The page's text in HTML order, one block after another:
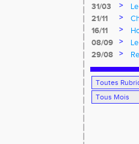
31/03
>
21/11
>
16/11
>
08/09
>
29/08
>